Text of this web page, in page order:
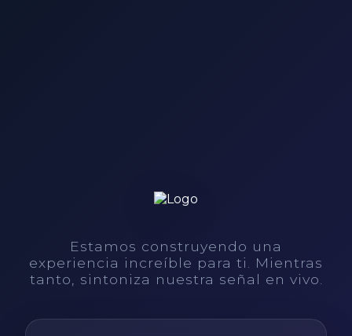
Estamos construyendo una
experiencia increíble para ti. Mientras
tanto, sintoniza nuestra señal en vivo.